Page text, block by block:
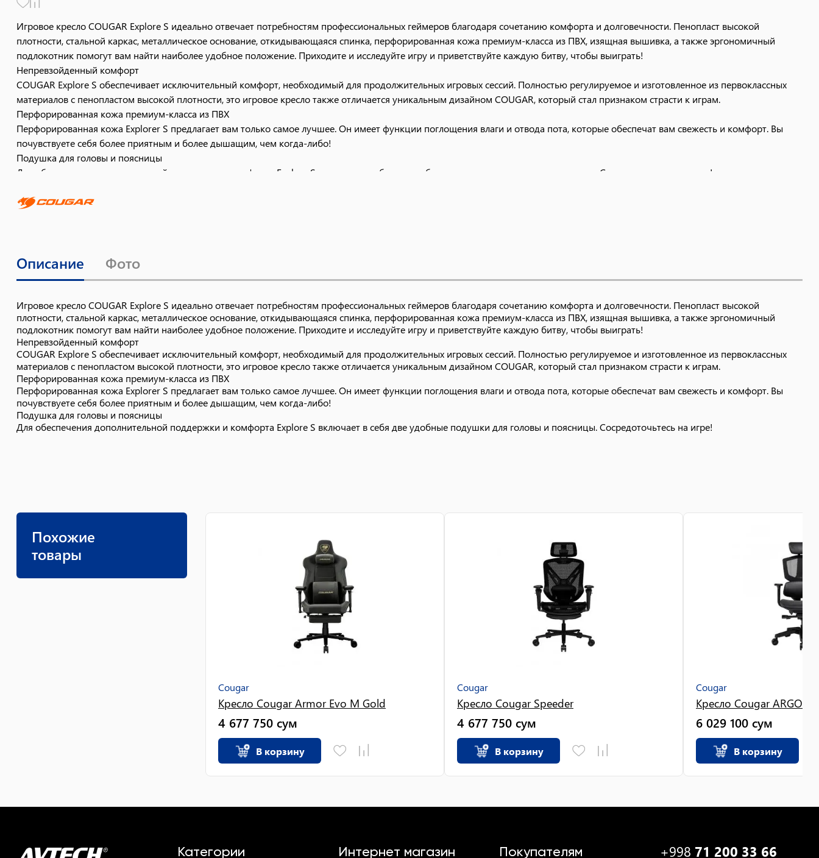
Игровое кресло COUGAR Explore S идеально отвечает потребностям профессиональных геймеров благодаря сочетанию комфорта и долговечности. Пенопласт высокой
плотности, стальной каркас, металлическое основание, откидывающаяся спинка, перфорированная кожа премиум-класса из ПВХ, изящная вышивка, а также эргономичный
подлокотник помогут вам найти наиболее удобное положение. Приходите и исследуйте игру и приветствуйте каждую битву, чтобы выиграть!
Непревзойденный комфорт
COUGAR Explore S обеспечивает исключительный комфорт, необходимый для продолжительных игровых сессий. Полностью регулируемое и изготовленное из первоклассных
материалов с пенопластом высокой плотности, это игровое кресло также отличается уникальным дизайном COUGAR, который стал признаком страсти к играм.
Перфорированная кожа премиум-класса из ПВХ
Перфорированная кожа Explorer S предлагает вам только самое лучшее. Он имеет функции поглощения влаги и отвода пота, которые обеспечат вам свежесть и комфорт. Вы
почувствуете себя более приятным и более дышащим, чем когда-либо!
Подушка для головы и поясницы
Для обеспечения дополнительной поддержки и комфорта Explore S включает в себя две удобные подушки для головы и поясницы. Сосредоточьтесь на игре!
Описание Фото
Игровое кресло COUGAR Explore S идеально отвечает потребностям профессиональных геймеров благодаря сочетанию комфорта и долговечности. Пенопласт высокой
плотности, стальной каркас, металлическое основание, откидывающаяся спинка, перфорированная кожа премиум-класса из ПВХ, изящная вышивка, а также эргономичный
подлокотник помогут вам найти наиболее удобное положение. Приходите и исследуйте игру и приветствуйте каждую битву, чтобы выиграть!
Непревзойденный комфорт
COUGAR Explore S обеспечивает исключительный комфорт, необходимый для продолжительных игровых сессий. Полностью регулируемое и изготовленное из первоклассных
материалов с пенопластом высокой плотности, это игровое кресло также отличается уникальным дизайном COUGAR, который стал признаком страсти к играм.
Перфорированная кожа премиум-класса из ПВХ
Перфорированная кожа Explorer S предлагает вам только самое лучшее. Он имеет функции поглощения влаги и отвода пота, которые обеспечат вам свежесть и комфорт. Вы
почувствуете себя более приятным и более дышащим, чем когда-либо!
Подушка для головы и поясницы
Для обеспечения дополнительной поддержки и комфорта Explore S включает в себя две удобные подушки для головы и поясницы. Сосредоточьтесь на игре!
Похожие
товары
Cougar
Кресло Cougar Armor Evo M Gold
4 677 750 сум
В корзину
Cougar
Кресло Cougar Speeder
4 677 750 сум
В корзину
Cougar
Кресло Cougar ARGO
6 029 100 сум
В корзину
Категории Интернет магазин Покупателям +998 71 200 33 66